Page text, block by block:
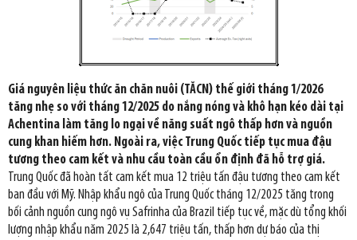
Giá nguyên liệu thức ăn chăn nuôi (TĂCN) thế giới tháng 1/2026
tăng nhẹ so với tháng 12/2025 do nắng nóng và khô hạn kéo dài tại
Achentina làm tăng lo ngại về năng suất ngô thấp hơn và nguồn
cung khan hiếm hơn. Ngoài ra, việc Trung Quốc tiếp tục mua đậu
tương theo cam kết và nhu cầu toàn cầu ổn định đã hỗ trợ giá.
Trung Quốc đã hoàn tất cam kết mua 12 triệu tấn đậu tương theo cam kết
ban đầu với Mỹ. Nhập khẩu ngô của Trung Quốc tháng 12/2025 tăng trong
bối cảnh nguồn cung ngô vụ Safrinha của Brazil tiếp tục về, mặc dù tổng khối
lượng nhập khẩu năm 2025 là 2,647 triệu tấn, thấp hơn dự báo của thị